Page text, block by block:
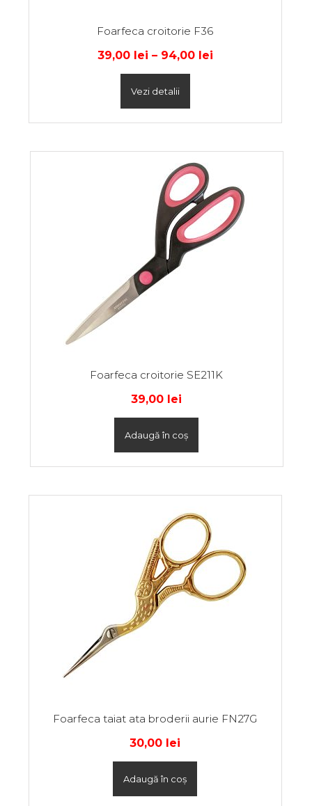
Foarfeca croitorie F36
39,00 lei – 94,00 lei
Vezi detalii
Foarfeca croitorie SE211K
39,00 lei
Adaugă în coș
Foarfeca taiat ata broderii aurie FN27G
30,00 lei
Adaugă în coș